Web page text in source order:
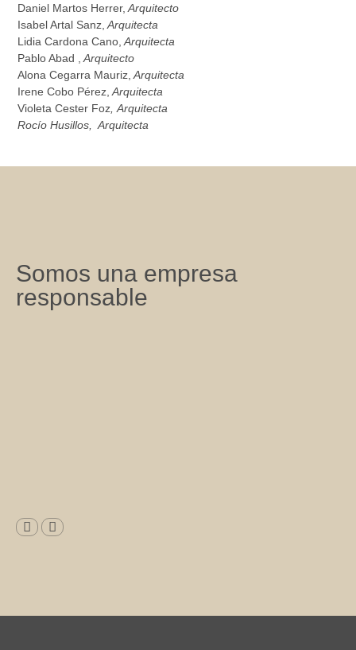
Daniel Martos Herrer, Arquitecto
Isabel Artal Sanz, Arquitecta
Lidia Cardona Cano, Arquitecta
Pablo Abad ,
Arquitecto
Alona Cegarra Mauriz, Arquitecta
Irene Cobo Pérez, Arquitecta
Violeta Cester Foz , Arquitecta
Rocío Husillos, Arquitecta
Somos una empresa
responsable